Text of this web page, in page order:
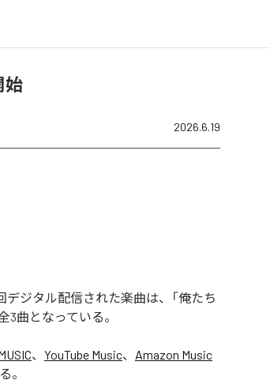
始
2026.6.19
デジタル配信された楽曲は、「俺たち
3曲となっている。
、 YouTube Music、 Amazon Music
。